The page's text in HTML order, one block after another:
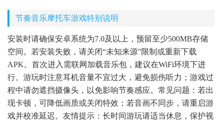
节奏音乐摩托车游戏特别说明
安装时请确保安卓系统为7.0及以上，预留至少500MB存储
空间。若安装失败，请关闭“未知来源”限制或重新下载
APK。首次进入需联网加载音乐包，建议在WiFi环境下进
行。游玩时注意耳机音量不宜过大，避免损伤听力；游戏过
程中请勿遮挡摄像头，以免影响节奏感应。常见问题：若出
现卡顿，可降低画质或关闭特效；若音画不同步，请重启游
戏并校准延迟。友情提示：长时间游玩请适当休息，保护视